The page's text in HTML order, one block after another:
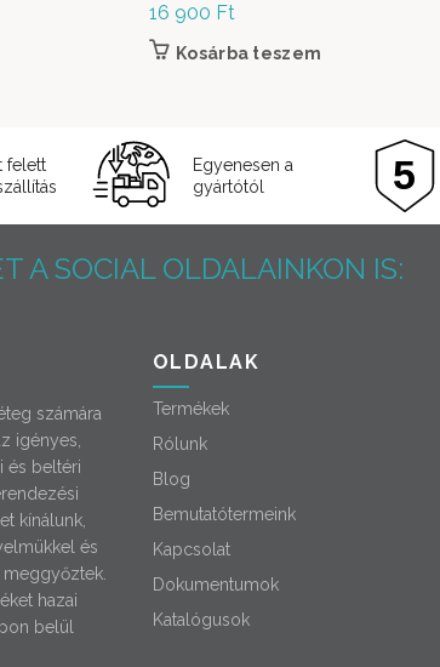
16 900 Ft
Kosárba teszem
felett
Egyenesen a
gyártótól
A SOCIAL OLDALAINKON IS:
számára
igényes,
és beltéri
kínálunk,
és
hazai
belül
OLDALAK
Termékek
Rólunk
Blog
Bemutatótermeink
Kapcsolat
Dokumentumok
Katalógusok